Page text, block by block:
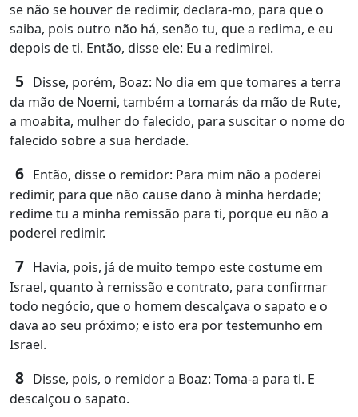
se não se houver de redimir, declara-mo, para que o
saiba, pois outro não há, senão tu, que a redima, e eu
depois de ti. Então, disse ele: Eu a redimirei.
5 Disse, porém, Boaz: No dia em que tomares a terra
da mão de Noemi, também a tomarás da mão de Rute,
a moabita, mulher do falecido, para suscitar o nome do
falecido sobre a sua herdade.
6 Então, disse o remidor: Para mim não a poderei
redimir, para que não cause dano à minha herdade;
redime tu a minha remissão para ti, porque eu não a
poderei redimir.
7 Havia, pois, já de muito tempo este costume em
Israel, quanto à remissão e contrato, para confirmar
todo negócio, que o homem descalçava o sapato e o
dava ao seu próximo; e isto era por testemunho em
Israel.
8 Disse, pois, o remidor a Boaz: Toma-a para ti. E
descalçou o sapato.